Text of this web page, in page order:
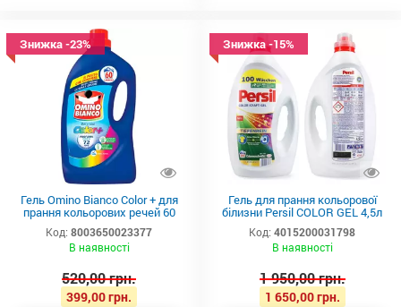
Знижка -23%
Гель Omino Bianco Color + для
прання кольорових речей 60
прань 2.4 л
Код: 8003650023377
В наявності
520,00 грн.
399,00 грн.
Знижка -15%
Гель для прання кольорової
білизни Persil COLOR GEL 4,5л
100 прань, Німеччина
Код: 4015200031798
В наявності
1 950,00 грн.
1 650,00 грн.